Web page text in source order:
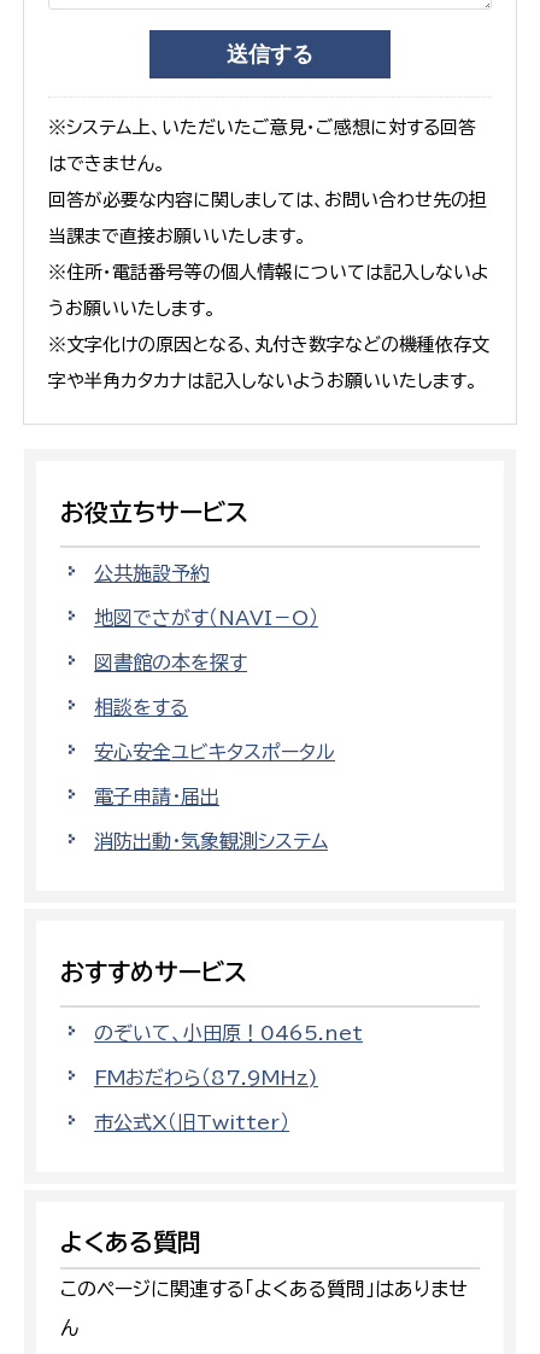
※システム上、いただいたご意見・ご感想に対する回答
はできません。
回答が必要な内容に関しましては、お問い合わせ先の担
当課まで直接お願いいたします。
※住所・電話番号等の個人情報については記入しないよ
うお願いいたします。
※文字化けの原因となる、丸付き数字などの機種依存文
字や半角カタカナは記入しないようお願いいたします。
お役立ちサービス
公共施設予約
地図でさがす（NAVI－O）
図書館の本を探す
相談をする
安心安全ユビキタスポータル
電子申請・届出
消防出動・気象観測システム
おすすめサービス
のぞいて、小田原！0465.net
FMおだわら（87.9MHz)
市公式X（旧Twitter）
よくある質問
このページに関連する「よくある質問」はありませ
ん